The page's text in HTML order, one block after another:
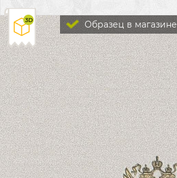
Образец в магазине